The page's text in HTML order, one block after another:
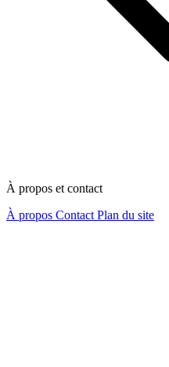
À propos et contact
À propos Contact Plan du site